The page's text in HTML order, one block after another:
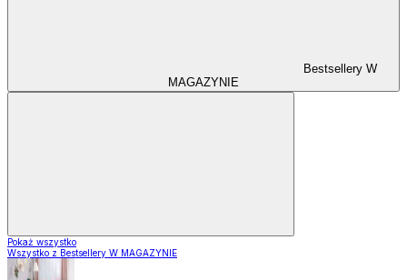
Bestsellery W
MAGAZYNIE
Pokaż wszystko
Wszystko z Bestsellery W MAGAZYNIE